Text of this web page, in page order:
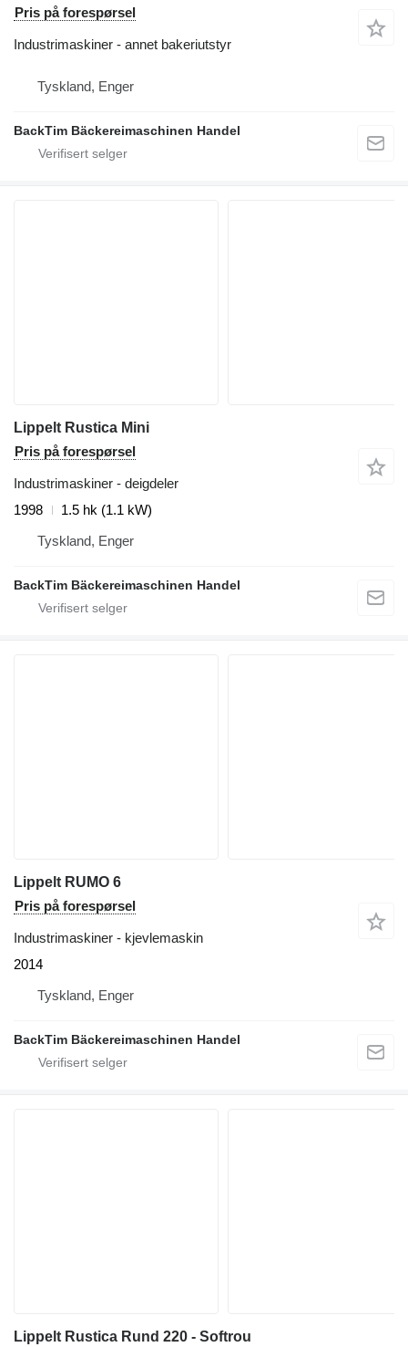
Pris på forespørsel
Industrimaskiner - annet bakeriutstyr
Tyskland, Enger
BackTim Bäckereimaschinen Handel
Lippelt Rustica Mini
Pris på forespørsel
Industrimaskiner - deigdeler
1998
1.5 hk (1.1 kW)
Tyskland, Enger
BackTim Bäckereimaschinen Handel
Lippelt RUMO 6
Pris på forespørsel
Industrimaskiner - kjevlemaskin
2014
Tyskland, Enger
BackTim Bäckereimaschinen Handel
Lippelt Rustica Rund 220 - Softrou